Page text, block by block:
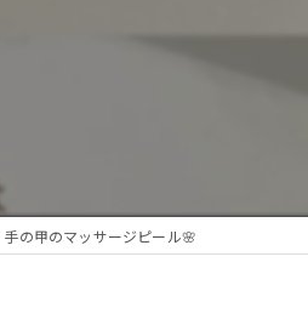
手の甲のマッサージピール🌸